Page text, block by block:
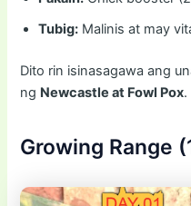
Tubig: Malinis at may
Dito rin isinasagawa ang
ng Newcastle at Fowl Pox.
Growing Range